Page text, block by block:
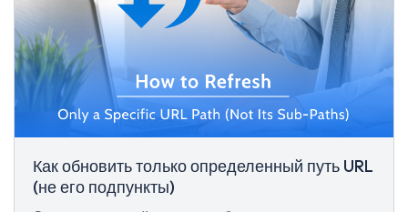
Как обновить только определенный путь URL
(не его подпункты)